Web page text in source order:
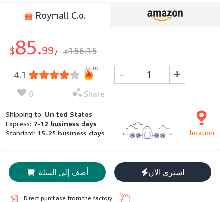
Roymall C.o.
$85.99 / $156.15
4.1
2116
0 Share
- +
Shipping to: United States
Express: 7-12 business days
Standard: 15-25 business days location
أضف إلى السلة اشتري الآن
Direct purchase from the factory